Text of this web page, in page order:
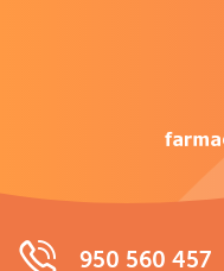
950 560 457